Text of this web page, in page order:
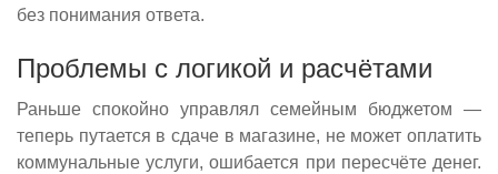
без понимания ответа.
Проблемы с логикой и расчётами
Раньше спокойно управлял семейным бюджетом —
теперь путается в сдаче в магазине, не может оплатить
коммунальные услуги, ошибается при пересчёте денег.